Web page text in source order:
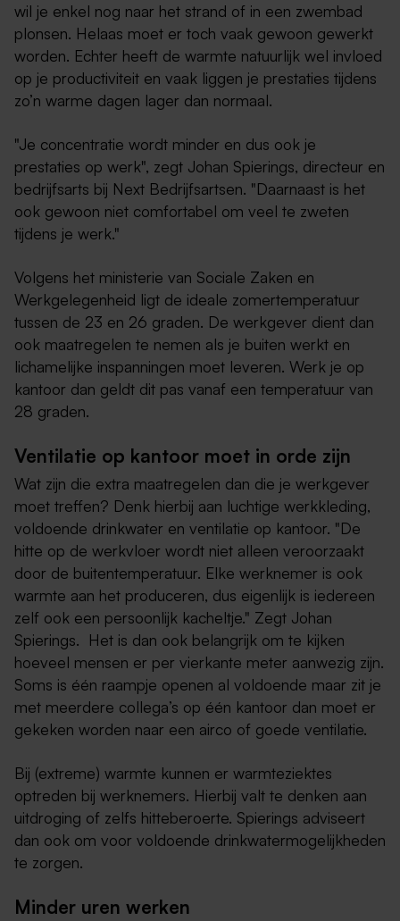
wil je enkel nog naar het strand of in een zwembad
plonsen. Helaas moet er toch vaak gewoon gewerkt
worden. Echter heeft de warmte natuurlijk wel invloed
op je productiviteit en vaak liggen je prestaties tijdens
zo’n warme dagen lager dan normaal.
"Je concentratie wordt minder en dus ook je
prestaties op werk", zegt Johan Spierings, directeur en
bedrijfsarts bij Next Bedrijfsartsen. "Daarnaast is het
ook gewoon niet comfortabel om veel te zweten
tijdens je werk."
Volgens het ministerie van Sociale Zaken en
Werkgelegenheid ligt de ideale zomertemperatuur
tussen de 23 en 26 graden. De werkgever dient dan
ook maatregelen te nemen als je buiten werkt en
lichamelijke inspanningen moet leveren. Werk je op
kantoor dan geldt dit pas vanaf een temperatuur van
28 graden.
Ventilatie op kantoor moet in orde zijn
Wat zijn die extra maatregelen dan die je werkgever
moet treffen? Denk hierbij aan luchtige werkkleding,
voldoende drinkwater en ventilatie op kantoor. "De
hitte op de werkvloer wordt niet alleen veroorzaakt
door de buitentemperatuur. Elke werknemer is ook
warmte aan het produceren, dus eigenlijk is iedereen
zelf ook een persoonlijk kacheltje." Zegt Johan
Spierings. Het is dan ook belangrijk om te kijken
hoeveel mensen er per vierkante meter aanwezig zijn.
Soms is één raampje openen al voldoende maar zit je
met meerdere collega’s op één kantoor dan moet er
gekeken worden naar een airco of goede ventilatie.
Bij (extreme) warmte kunnen er warmteziektes
optreden bij werknemers. Hierbij valt te denken aan
uitdroging of zelfs hitteberoerte. Spierings adviseert
dan ook om voor voldoende drinkwatermogelijkheden
te zorgen.
Minder uren werken